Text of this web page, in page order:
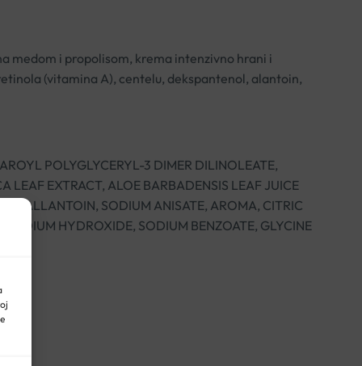
medom i propolisom, krema intenzivno hrani i
(vitamina A), centelu, dekspantenol, alantoin,
POLYGLYCERYL-3 DIMER DILINOLEATE,
LEAF EXTRACT, ALOE BARBADENSIS LEAF JUICE
ALLANTOIN, SODIUM ANISATE, AROMA, CITRIC
HYDROXIDE, SODIUM BENZOATE, GLYCINE